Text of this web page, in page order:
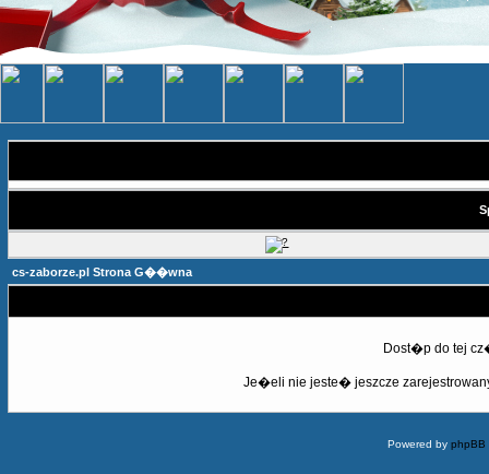
cs-zaborze.pl Strona G��wna
Dost�p do tej
Je�eli nie jeste� jeszcze
Powered byphpBB